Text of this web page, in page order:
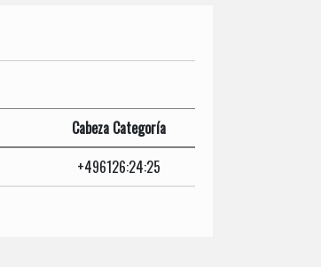
Cabeza Categoría
+496126:24:25